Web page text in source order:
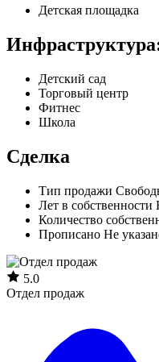
Детская площадка
Детский сад
Торговый центр
Фитнес
Школа
Сделка
Тип продажи
Лет в собственности
Количество
Прописано Не
5.0
Отдел продаж